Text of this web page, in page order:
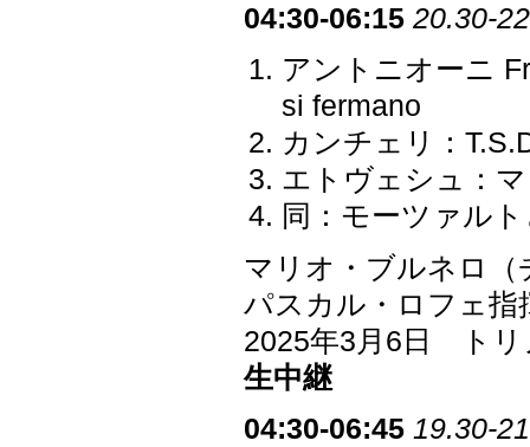
04:30-06:15 20.30-
アントニオーニ
si fermano
カンチェリ：
エトヴェシュ：
同：モーツァル
マリオ・ブルネロ（
パスカル・ロフェ指
2025年3月6日 トリ
生中継
04:30-06:45 19.30-